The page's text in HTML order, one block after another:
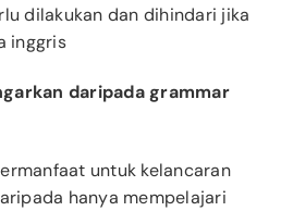
dilakukan dan dihindari jika
inggris
daripada grammar
untuk kelancaran
hanya mempelajari